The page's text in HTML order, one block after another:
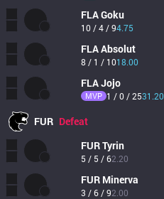
FLAGoku
10 / 4 / 94.75
FLAAbsolut
8 / 1 / 1018.00
FLAJojo
MVP 1 / 0 / 2531.20
FUR Defeat
FURTyrin
5 / 5 / 62.20
FUR Minerva
3 / 6 / 92.00